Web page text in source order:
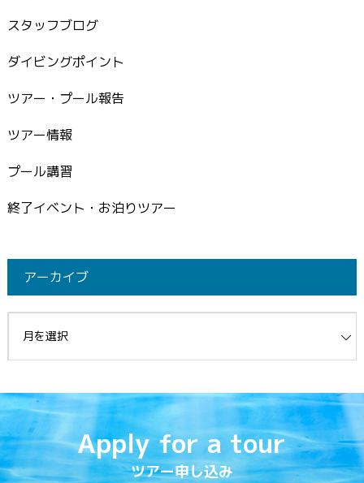
スタッフブログ
ダイビングポイント
ツアー・プール報告
ツアー情報
プール講習
終了イベント・お泊りツアー
アーカイブ
Apply for a tour
ツアー申し込み